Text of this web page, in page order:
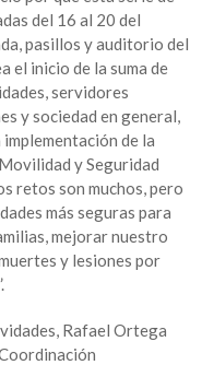
del 16 al 20 del
pasillos y auditorio del
el inicio de la suma de
servidores
y sociedad en general,
de la
y Seguridad
retos son muchos, pero
más seguras para
mejorar nuestro
y lesiones por
Rafael Ortega